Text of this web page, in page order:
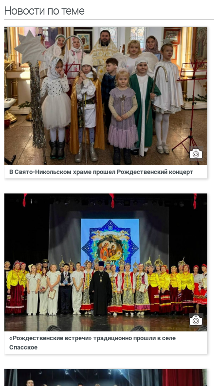
Новости по теме
В Свято-Никольском храме прошел Рождественский концерт
«Рождественские встречи» традиционно прошли в селе
Спасское